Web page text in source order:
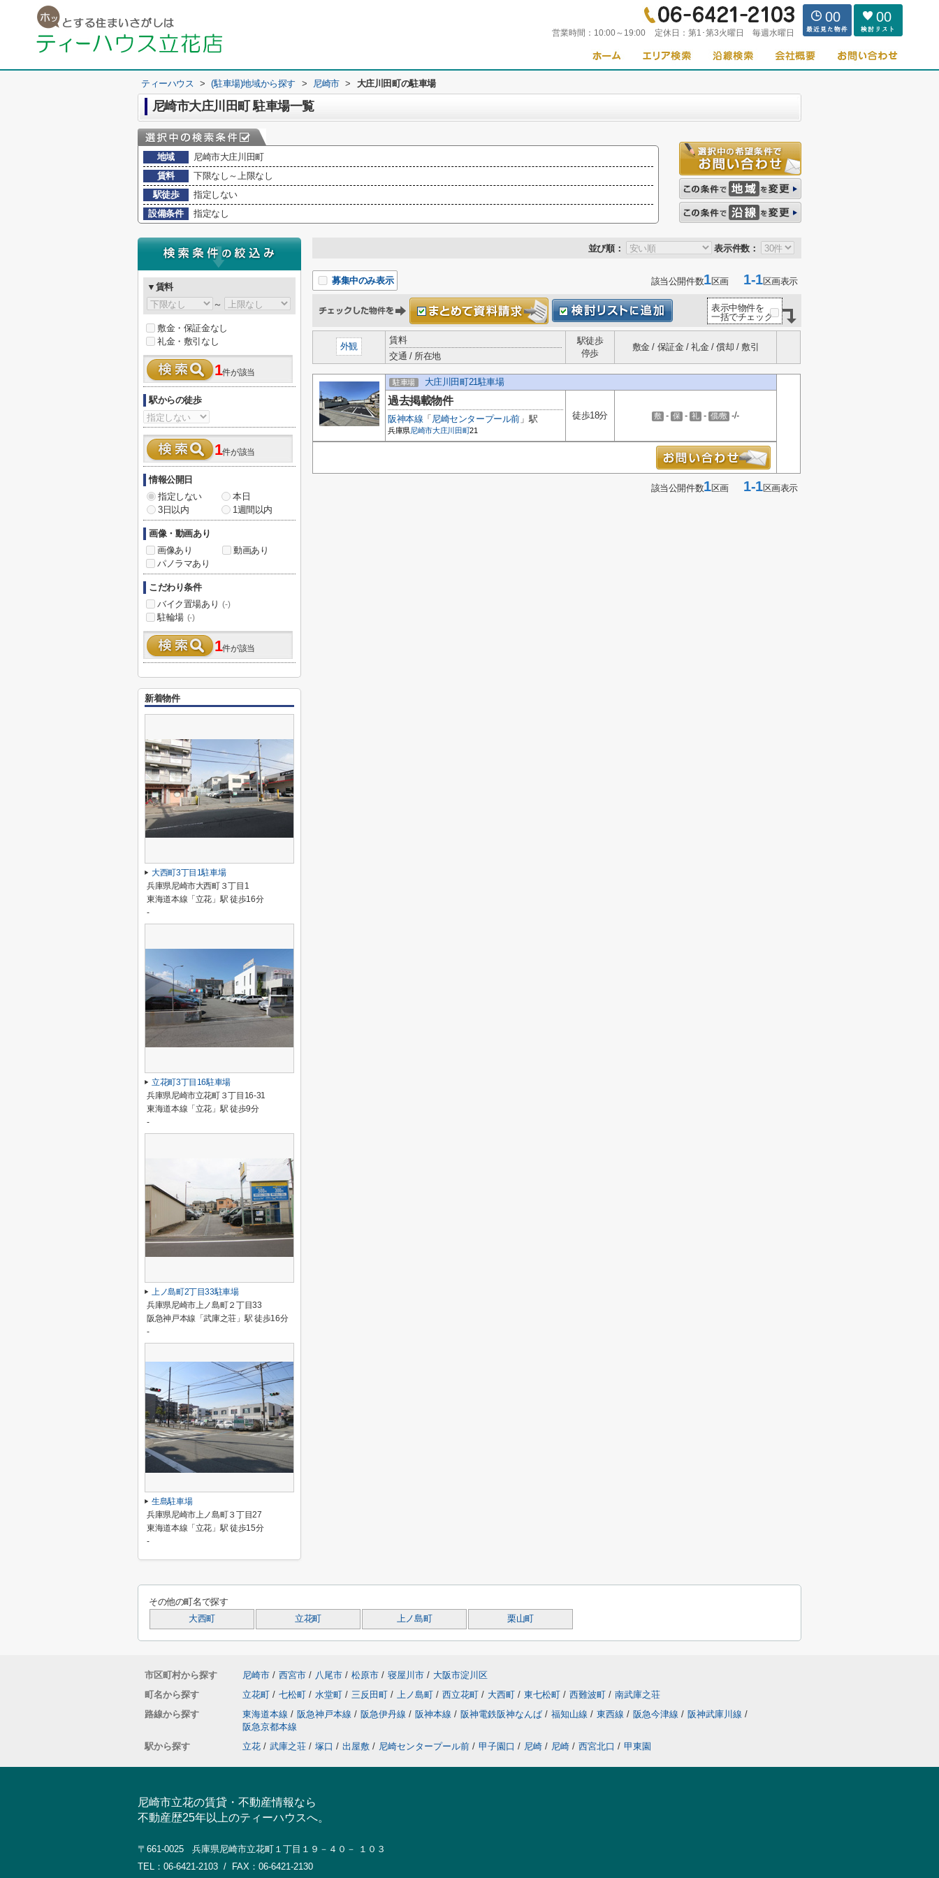
営業時間： 10:00～19:00 定休日： 第1･第3火曜日 毎週水曜日
00 00
ティーハウス > (駐車場)地域から探す > 尼崎市 > 大庄川田町の駐車場
尼崎市大庄川田町 駐車場一覧
地域
尼崎市大庄川田町
賃料
下限なし～上限なし
駅徒歩
指定しない
設備条件
指定なし
並び順： 表示件数：
募集中のみ表示 該当公開件数1区画1-1区画表示
表示中物件を
一括でチェック
外観
賃料
交通 / 所在地
駅徒歩
停歩
敷金 / 保証金 / 礼金 / 償却 / 敷引
駐車場 大庄川田町21駐車場
過去掲載物件
阪神本線 「 尼崎センタープール前 」駅
兵庫県尼崎市大庄川田町21
徒歩18分 敷 - 保 - 礼 - 償/敷 -/-
該当公開件数1区画1-1区画表示
▼賃料
～
敷金・保証金なし
礼金・敷引なし
1件が該当
駅からの徒歩
1件が該当
情報公開日
指定しない
本日
3日以内
1週間以内
画像・動画あり
画像あり
動画あり
パノラマあり
こだわり条件
バイク置場あり
(-)
駐輪場 (-)
1件が該当
新着物件
大西町3丁目1駐車場
兵庫県尼崎市大西町３丁目1
東海道本線「立花」駅 徒歩16分
-
立花町3丁目16駐車場
兵庫県尼崎市立花町３丁目16-31
東海道本線「立花」駅 徒歩9分
-
上ノ島町2丁目33駐車場
兵庫県尼崎市上ノ島町２丁目33
阪急神戸本線「武庫之荘」駅 徒歩16分
-
生島駐車場
兵庫県尼崎市上ノ島町３丁目27
東海道本線「立花」駅 徒歩15分
-
その他の町名で探す
大西町 立花町 上ノ島町 栗山町
市区町村から探す 尼崎市 / 西宮市 / 八尾市 / 松原市 / 寝屋川市 / 大阪市淀川区
町名から探す
立花町 / 七松町 / 水堂町 / 三反田町 / 上ノ島町 / 西立花町 / 大西町 / 東七松町 / 西難波町 / 南武庫之荘
路線から探す
東海道本線 / 阪急神戸本線 / 阪急伊丹線 / 阪神本線 / 阪神電鉄阪神なんば / 福知山線 / 東西線 / 阪急今津線 / 阪神武庫川線 /
阪急京都本線
駅から探す
立花 / 武庫之荘 / 塚口 / 出屋敷 / 尼崎センタープール前 / 甲子園口 / 尼崎 / 尼崎 / 西宮北口 / 甲東園
尼崎市立花の賃貸・不動産情報なら
不動産歴25年以上のティーハウスへ。
〒661-0025 兵庫県尼崎市立花町１丁目１９－４０－ １０３
TEL：06-6421-2103 / FAX：06-6421-2130